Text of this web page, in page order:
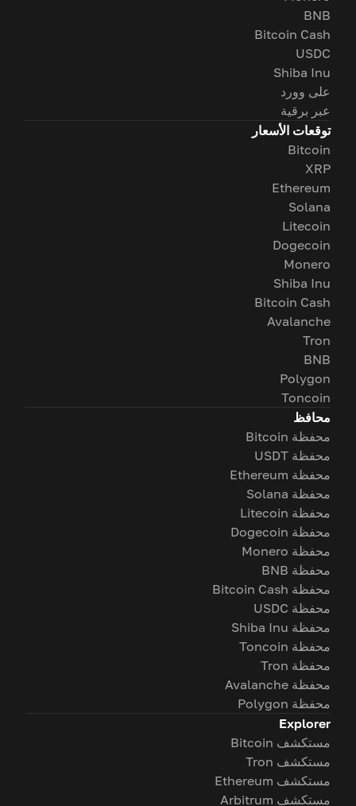
BNB
Bitcoin Cash
USDC
Shiba Inu
على وورد
عبر برقية
توقعات الأسعار
Bitcoin
XRP
Ethereum
Solana
Litecoin
Dogecoin
Monero
Shiba Inu
Bitcoin Cash
Avalanche
Tron
BNB
Polygon
Toncoin
محافظ
محفظة Bitcoin
محفظة USDT
محفظة Ethereum
محفظة Solana
محفظة Litecoin
محفظة Dogecoin
محفظة Monero
محفظة BNB
محفظة Bitcoin Cash
محفظة USDC
محفظة Shiba Inu
محفظة Toncoin
محفظة Tron
محفظة Avalanche
محفظة Polygon
Explorer
مستكشف Bitcoin
مستكشف Tron
مستكشف Ethereum
مستكشف Arbitrum